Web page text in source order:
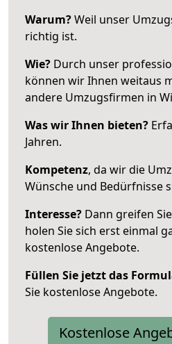
Warum?Weil unser
richtig ist.
Wie? Durch unser
können wir Ihnen weitaus
andere Umzugsfirmen in
Was wir Ihnen bieten?
Jahren.
Kompetenz, da wir die
Wünsche und Bedürfnisse
Interesse? Dann greifen
holen Sie sich erst einmal
kostenlose Angebote.
Füllen Sie jetzt das
Sie kostenlose Angebote.
Kostenlose